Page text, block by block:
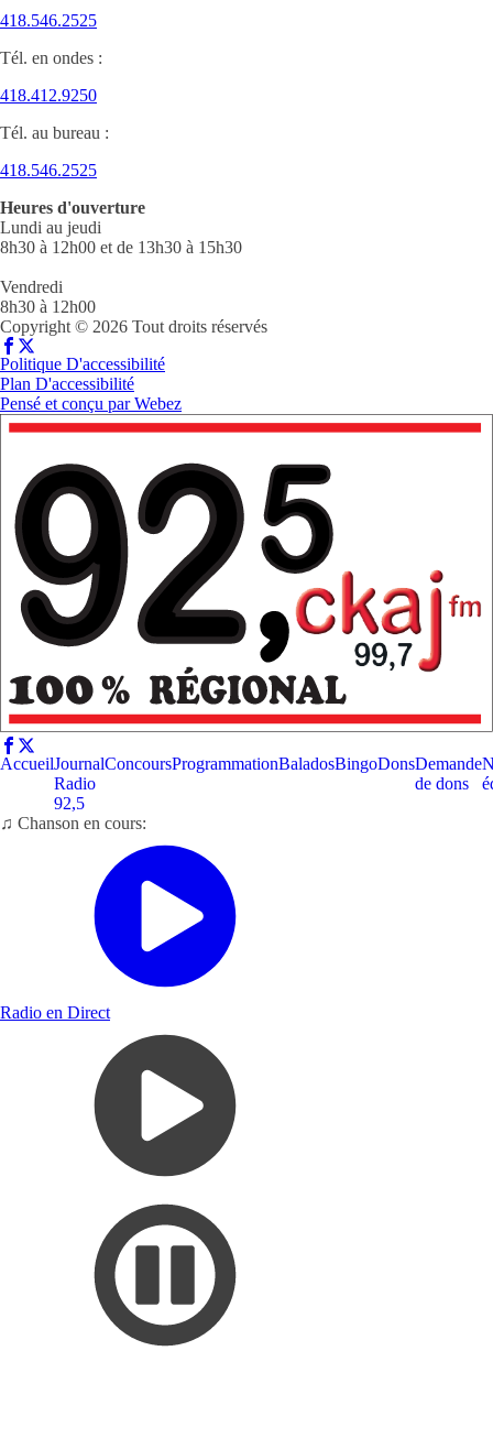
418.546.2525
Tél. en ondes :
418.412.9250
Tél. au bureau :
418.546.2525
Heures d'ouverture
Lundi au jeudi
8h30 à 12h00 et de 13h30 à 15h30
Vendredi
8h30 à 12h00
Copyright © 2026 Tout droits réservés
Politique D'accessibilité
Plan D'accessibilité
Pensé et conçu parWebez
AccueilJournal
Radio
92,5
ConcoursProgrammationBaladosBingoDonsDemande
de dons
♫ Chanson en cours:
Radio en Direct